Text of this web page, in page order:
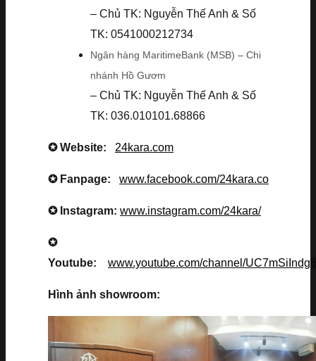
– Chủ TK: Nguyễn Thế Anh & Số
TK: 0541000212734
Ngân hàng MaritimeBank (MSB) – Chi
nhánh Hồ Gươm
– Chủ TK: Nguyễn Thế Anh & Số
TK: 036.010101.68866
✪ Website: 24kara.com
✪ Fanpage: www.facebook.com/24kara.co
✪ Instagram: www.instagram.com/24kara/
✪
Youtube: www.youtube.com/channel/
Hình ảnh showroom: